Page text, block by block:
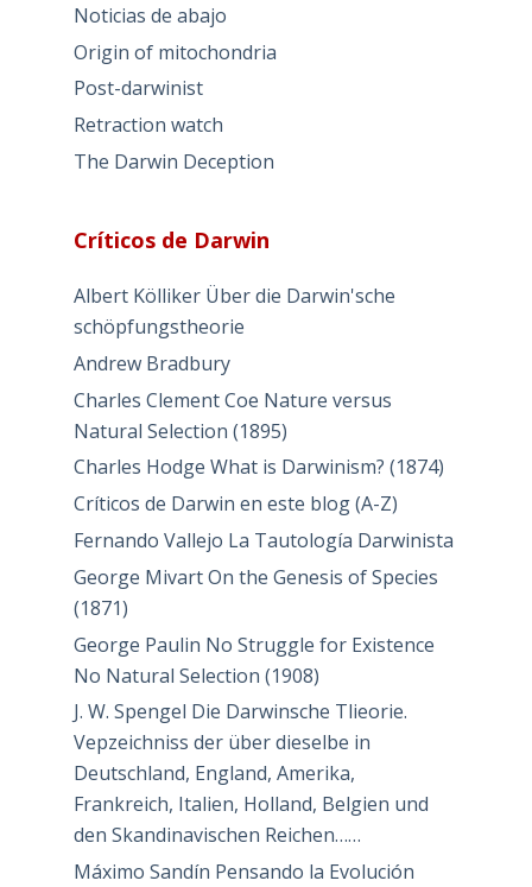
Noticias de abajo
Origin of mitochondria
Post-darwinist
Retraction watch
The Darwin Deception
Críticos de Darwin
Albert Kölliker Über die Darwin'sche
schöpfungstheorie
Andrew Bradbury
Charles Clement Coe Nature versus
Natural Selection (1895)
Charles Hodge What is Darwinism? (1874)
Críticos de Darwin en este blog (A-Z)
Fernando Vallejo La Tautología Darwinista
George Mivart On the Genesis of Species
(1871)
George Paulin No Struggle for Existence
No Natural Selection (1908)
J. W. Spengel Die Darwinsche Tlieorie.
Vepzeichniss der über dieselbe in
Deutschland, England, Amerika,
Frankreich, Italien, Holland, Belgien und
den Skandinavischen Reichen……
Máximo Sandín Pensando la Evolución